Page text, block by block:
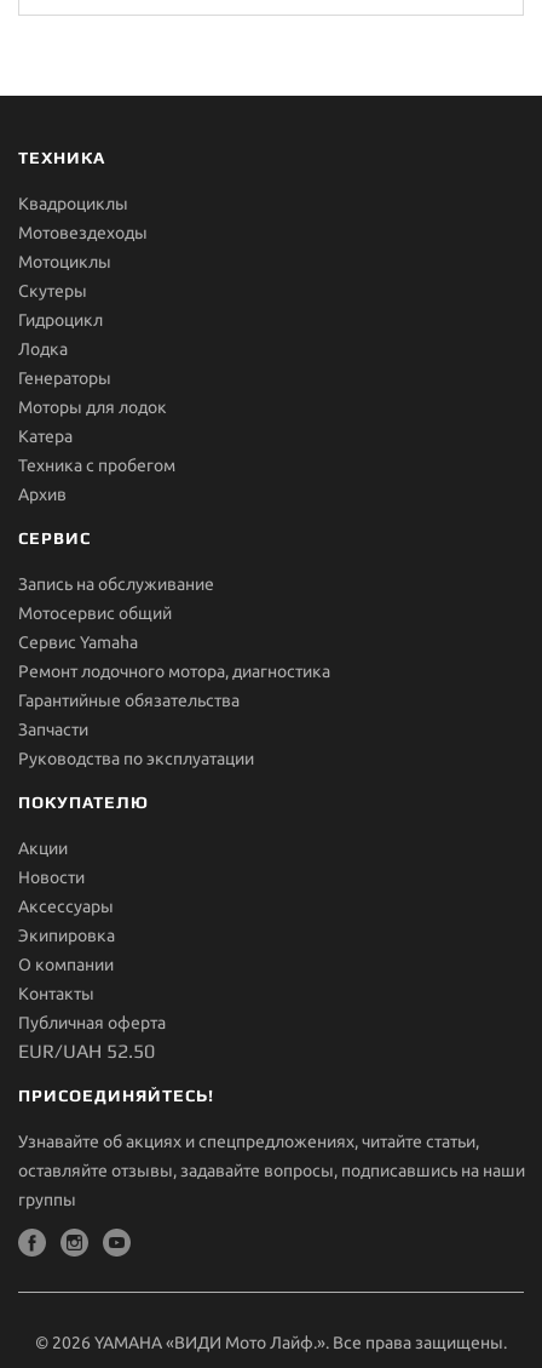
ТЕХНИКА
Квадроциклы
Мотовездеходы
Мотоциклы
Скутеры
Гидроцикл
Лодка
Генераторы
Моторы для лодок
Катера
Техника с пробегом
Архив
СЕРВИС
Запись на обслуживание
Мотосервис общий
Сервис Yamaha
Ремонт лодочного мотора, диагностика
Гарантийные обязательства
Запчасти
Руководства по эксплуатации
ПОКУПАТЕЛЮ
Акции
Новости
Aксессуары
Экипировка
О компании
Контакты
Публичная оферта
EUR/UAH 52.50
ПРИСОЕДИНЯЙТЕСЬ!
Узнавайте об акциях и спецпредложениях, читайте статьи,
оставляйте отзывы, задавайте вопросы, подписавшись на наши
группы
© 2026 YAMAHA «ВИДИ Мото Лайф.». Все права защищены.